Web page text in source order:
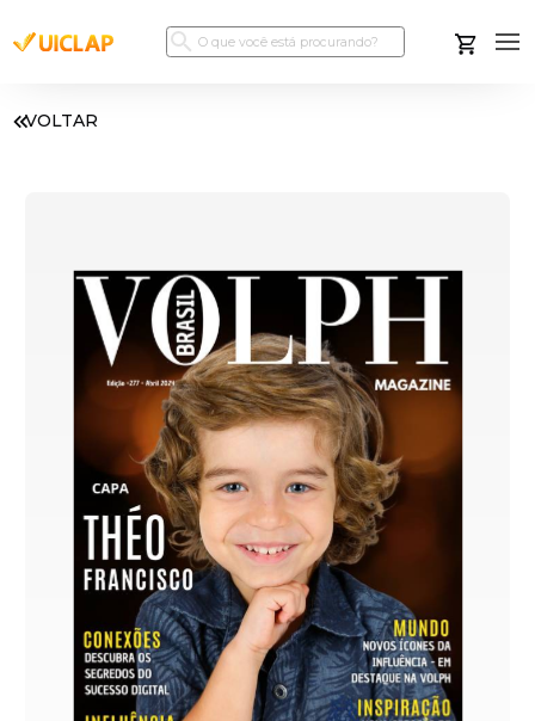
VOLTAR